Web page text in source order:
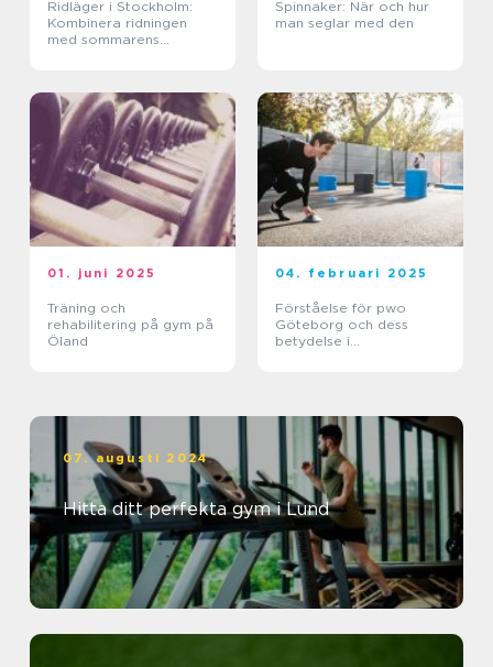
Ridläger i Stockholm:
Kombinera ridningen
med sommarens
Spinnaker: När och hur
man seglar med den
01. juni 2025
Träning och
rehabilitering på gym på
Öland
04. februari 2025
Förståelse för pwo
Göteborg och dess
betydelse i
07. augusti 2024
Hitta ditt perfekta gym i Lund